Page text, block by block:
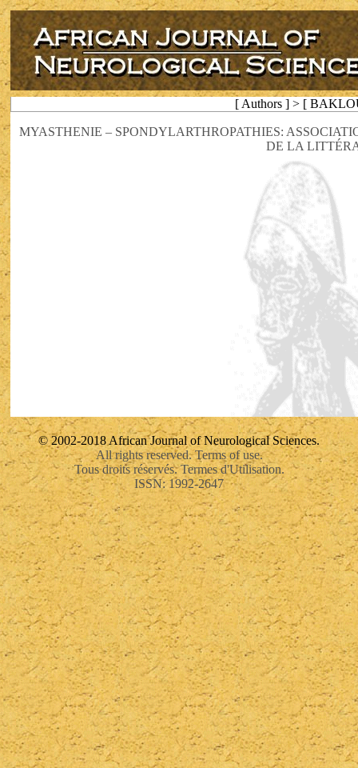
[ Authors ] > [
MYASTHENIE – SPONDYLARTHROPATHIES:
DE LA
© 2002-2018 African Journal of Neurological Sciences.
All rights reserved. Terms of use.
Tous droits réservés. Termes d'Utilisation.
ISSN: 1992-2647